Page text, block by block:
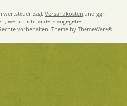
zzgl. Versandkosten und ggf.
wenn nicht anders angegeben.
vorbehalten. Theme by ThemeWare®